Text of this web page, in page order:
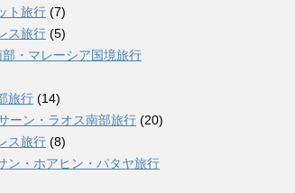
ト旅行 (7)
ス旅行 (5)
・マレーシア国境旅行
旅行 (14)
ーン・ラオス南部旅行 (20)
ス旅行 (8)
ン・ホアヒン・パタヤ旅行